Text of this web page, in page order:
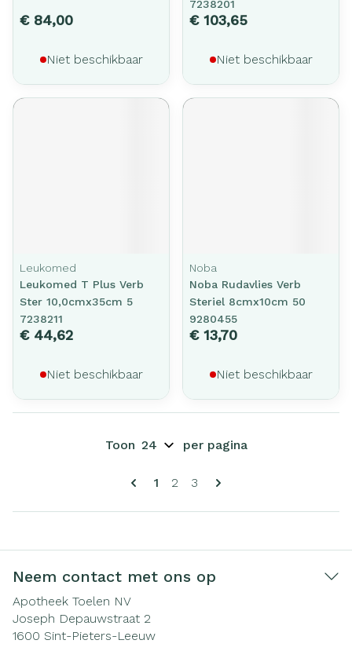
€ 84,00
Niet beschikbaar
7238201
€ 103,65
Niet beschikbaar
Leukomed
Leukomed T Plus Verb
Ster 10,0cmx35cm 5
7238211
€ 44,62
Niet beschikbaar
Noba
Noba Rudavlies Verb
Steriel 8cmx10cm 50
9280455
€ 13,70
Niet beschikbaar
Pagina's
U lees momenteel pagina
1 Pagina
2 Pagina
3
Toon per pagina
Neem contact met ons op
Apotheek Toelen NV
Joseph Depauwstraat 2
1600 Sint-Pieters-Leeuw